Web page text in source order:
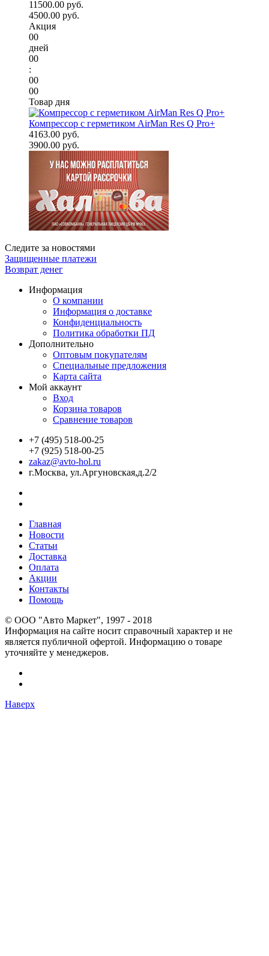
11500.00 руб.
4500.00 руб.
Акция
00
дней
00
:
00
00
Товар дня
Компрессор с герметиком AirMan Res Q Pro+
4163.00 руб.
3900.00 руб.
Следите за новостями
Защищенные платежи
Возврат денег
Информация
О компании
Информация о доставке
Конфиденциальность
Политика обработки ПД
Дополнительно
Оптовым покупателям
Специальные предложения
Карта сайта
Мой аккаунт
Вход
Корзина товаров
Сравнение товаров
+7 (495) 518-00-25
+7 (925) 518-00-25
zakaz@avto-hol.ru
г.Москва, ул.Аргуновская,д.2/2
Главная
Новости
Статьи
Доставка
Оплата
Акции
Контакты
Помощь
© OOO "Авто Маркет", 1997 - 2018
Информация на сайте носит справочный характер и не
является публичной офертой. Информацию о товаре
уточняйте у менеджеров.
Наверх